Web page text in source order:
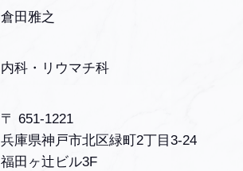
倉田雅之
内科・リウマチ科
〒 651-1221
兵庫県神戸市北区緑町2丁目3-24
福田ヶ辻ビル3F